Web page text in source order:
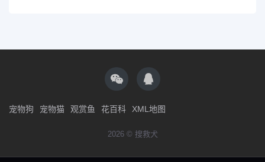
宠物狗 宠物猫 观赏鱼 花百科 XML地图
2026 © 搜救犬